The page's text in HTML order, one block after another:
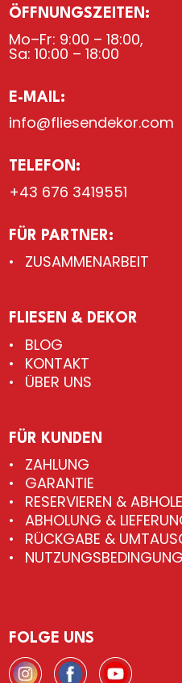
ÖFFNUNGSZEITEN:
Mo–Fr: 9:00 – 18:00,
Sa: 10:00 – 18:00
E-MAIL:
info@fliesendekor.com
TELEFON:
+43 676 3419551
FÜR PARTNER:
ZUSAMMENARBEIT
FLIESEN & DEKOR
BLOG
KONTAKT
ÜBER UNS
FÜR KUNDEN
ZAHLUNG
GARANTIE
RESERVIEREN &
ABHOLUNG &
RÜCKGABE &
FOLGE UNS